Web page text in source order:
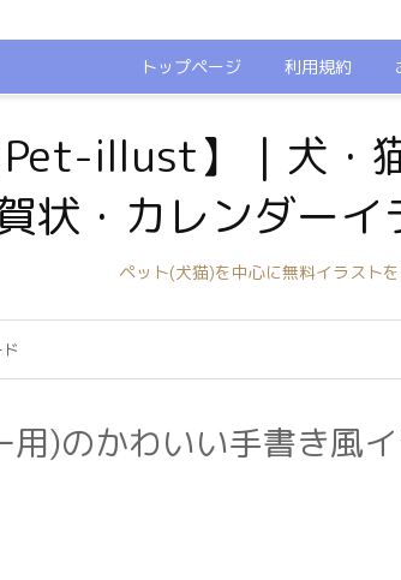
トップページ 利用規約
illust】｜犬・
状・カレンダー
ペット(犬猫)を中心に無料イラストを
用)のかわいい手書き風